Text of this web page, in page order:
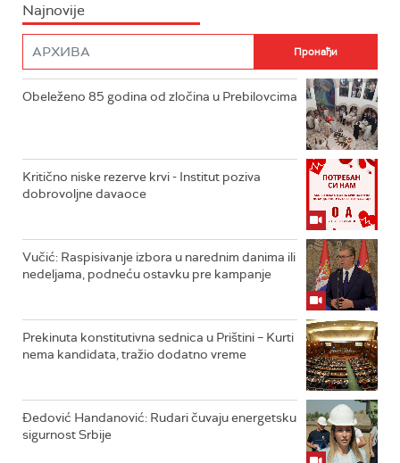
Najnovije
Obeleženo 85 godina od zločina u Prebilovcima
Kritično niske rezerve krvi - Institut poziva
dobrovoljne davaoce
Vučić: Raspisivanje izbora u narednim danima ili
nedeljama, podneću ostavku pre kampanje
Prekinuta konstitutivna sednica u Prištini – Kurti
nema kandidata, tražio dodatno vreme
Đedović Handanović: Rudari čuvaju energetsku
sigurnost Srbije